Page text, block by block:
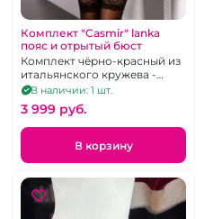
Комплект "Casmir" lanka
пояс и отрытый бюст
Комплект чёрно-красный из
итальянского кружева -
открытый лиф на косточках,
пояс для чулок и стринги, р-
р 40-44
В наличии: 1 шт.
3 999 pуб.
В корзину